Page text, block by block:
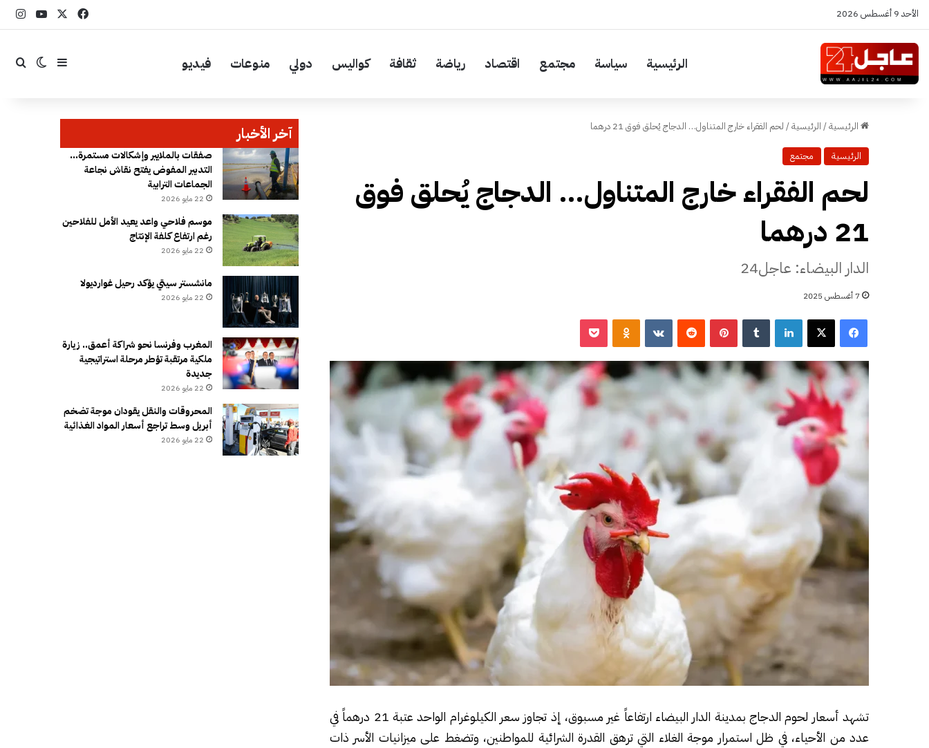
الأحد 9 أغسطس 2026 فيسبوك
الرئيسية سياسة مجتمع اقتصاد رياضة ثقافة كواليس دولي منوعات فيديو إضافة عمود
الوضع
الرئيسية/ الرئيسية/ لحم الفقراء خارج المتناول… الدجاج يُحلق فوق 21 درهما
الرئيسية مجتمع
لحم الفقراء خارج المتناول… الدجاج يُحلق فوق
21 درهما
الدار البيضاء: عاجل24
7 أغسطس 2025
فيسبوك ‫X لينكدإن بينتيريست ‏VKontakte
تشهد أسعار لحوم الدجاج بمدينة الدار البيضاء ارتفاعاً غير مسبوق، إذ تجاوز سعر الكيلوغرام الواحد عتبة 21 درهماً في
عدد من الأحياء، في ظل استمرار موجة الغلاء التي ترهق القدرة الشرائية للمواطنين، وتضغط على ميزانيات الأسر ذات
آخر الأخبار
صفقات بالملايير وإشكالات مستمرة…
التدبير المفوض يفتح نقاش نجاعة
الجماعات الترابية
22 مايو 2026
موسم فلاحي واعد يعيد الأمل للفلاحين
رغم ارتفاع كلفة الإنتاج
22 مايو 2026
مانشستر سيتي يؤكد رحيل غوارديولا
22 مايو 2026
المغرب وفرنسا نحو شراكة أعمق.. زيارة
ملكية مرتقبة تؤطر مرحلة استراتيجية
جديدة
22 مايو 2026
المحروقات والنقل يقودان موجة تضخم
أبريل وسط تراجع أسعار المواد الغذائية
22 مايو 2026